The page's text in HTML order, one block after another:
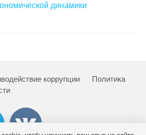
этика
для авторов
динамики
коррупции
Политика